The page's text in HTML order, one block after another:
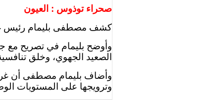
صحراء توذوس : العيون
كشف مصطفى بليمام رئيس
وأوضح بليمام في تصريح مع
الصعيد الجهوي، وخلق
وأضاف بليمام مصطفى أن
وترويجها على المستويات